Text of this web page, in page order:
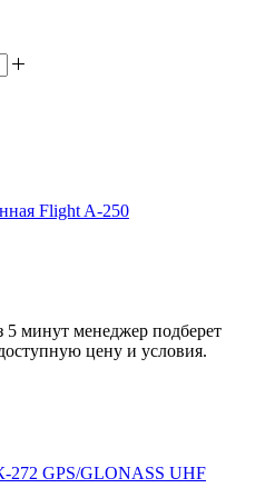
Flight A-250
5 минут менеджер подберет
цену и условия.
272 GPS/GLONASS UHF